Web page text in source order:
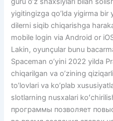
yigitingizga qo’lda yigirma bir
dilerni siqib chiqarishga
mobile login via Android or
Lakin, oyunçular bunu
Spaceman o’yini 2022 yilda
chiqarilgan va o’zining
to’lovlari va ko’plab
slotlarning nusxalari
программы позволяет